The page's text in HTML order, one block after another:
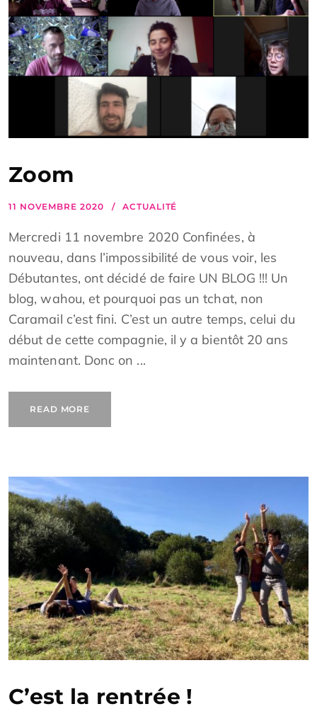
Zoom
11 NOVEMBRE 2020 ACTUALITÉ
Mercredi 11 novembre 2020 Confinées, à
nouveau, dans l’impossibilité de vous voir, les
Débutantes, ont décidé de faire UN BLOG !!! Un
blog, wahou, et pourquoi pas un tchat, non
Caramail c’est fini. C’est un autre temps, celui du
début de cette compagnie, il y a bientôt 20 ans
maintenant. Donc on ...
READ MORE
C’est la rentrée !